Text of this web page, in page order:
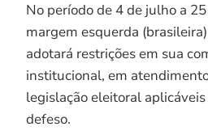
No período de 4 de julho a
margem esquerda
adotará restrições em sua
institucional, em
legislação eleitoral
defeso.